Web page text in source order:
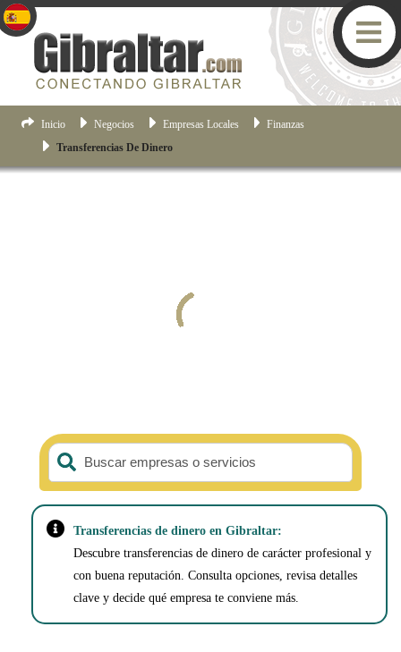
Inicio Negocios Empresas Locales
Finanzas
Transferencias De Dinero
Buscar empresas o servicios
Transferencias de dinero en Gibraltar:
Descubre transferencias de dinero de carácter profesional y
con buena reputación. Consulta opciones, revisa detalles
clave y decide qué empresa te conviene más.